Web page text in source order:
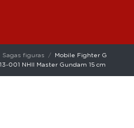
Sagas figuras
Mobile Fighter G
001 NHII Master Gundam 15 cm